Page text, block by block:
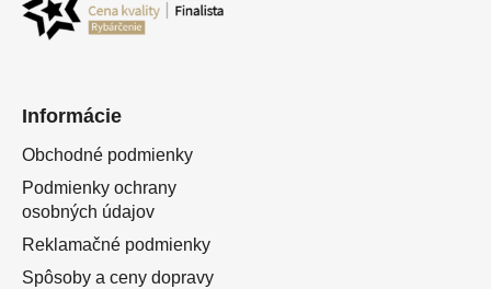
Informácie
Obchodné podmienky
Podmienky ochrany
osobných údajov
Reklamačné podmienky
Spôsoby a ceny dopravy